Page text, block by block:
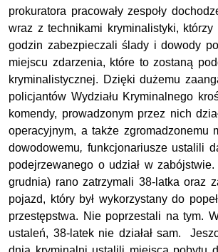
prokuratora pracowały zespoły
wraz z technikami kryminalistyki, którzy
godzin zabezpieczali ślady i dowody
miejscu zdarzenia, które to zostaną
kryminalistycznej. Dzięki dużemu
policjantów Wydziału Kryminalnego
komendy, prowadzonym przez nich
operacyjnym, a także zgromadzonemu
dowodowemu, funkcjonariusze ustalili
podejrzewanego o udział w
grudnia) rano zatrzymali 38-latka oraz
pojazd, który był wykorzystany do
przestępstwa. Nie poprzestali na tym.
ustaleń, 38-latek nie działał sam.